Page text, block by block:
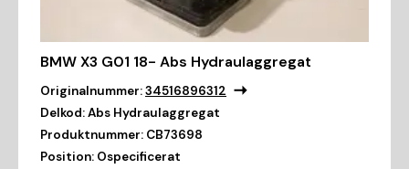
BMW X3 G01 18- Abs Hydraulaggregat
Originalnummer:34516896312
Delkod:Abs Hydraulaggregat
Produktnummer: CB73698
Position: Ospecificerat